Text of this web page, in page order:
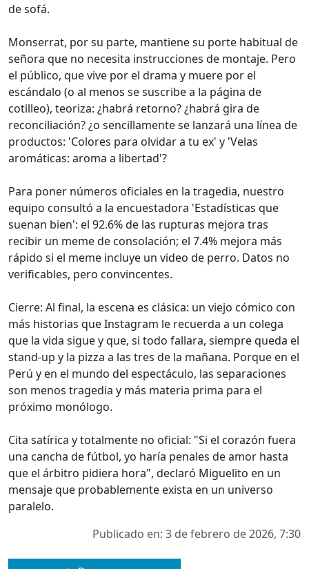
de sofá.
Monserrat, por su parte, mantiene su porte habitual de
señora que no necesita instrucciones de montaje. Pero
el público, que vive por el drama y muere por el
escándalo (o al menos se suscribe a la página de
cotilleo), teoriza: ¿habrá retorno? ¿habrá gira de
reconciliación? ¿o sencillamente se lanzará una línea de
productos: 'Colores para olvidar a tu ex' y 'Velas
aromáticas: aroma a libertad'?
Para poner números oficiales en la tragedia, nuestro
equipo consultó a la encuestadora 'Estadísticas que
suenan bien': el 92.6% de las rupturas mejora tras
recibir un meme de consolación; el 7.4% mejora más
rápido si el meme incluye un video de perro. Datos no
verificables, pero convincentes.
Cierre: Al final, la escena es clásica: un viejo cómico con
más historias que Instagram le recuerda a un colega
que la vida sigue y que, si todo fallara, siempre queda el
stand-up y la pizza a las tres de la mañana. Porque en el
Perú y en el mundo del espectáculo, las separaciones
son menos tragedia y más materia prima para el
próximo monólogo.
Cita satírica y totalmente no oficial: "Si el corazón fuera
una cancha de fútbol, yo haría penales de amor hasta
que el árbitro pidiera hora", declaró Miguelito en un
mensaje que probablemente exista en un universo
paralelo.
Publicado en: 3 de febrero de 2026, 7:30